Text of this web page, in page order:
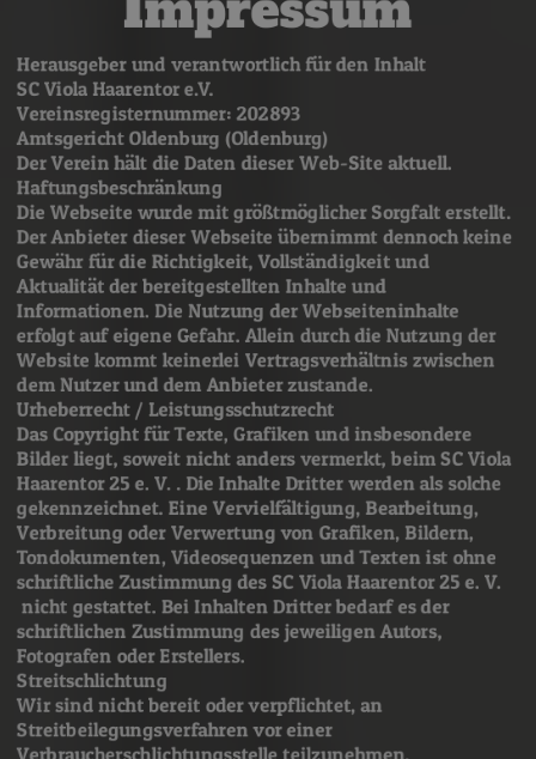
Herausgeber und verantwortlich für den Inhalt
SC Viola Haarentor e.V.
Vereinsregisternummer: 202893
Amtsgericht Oldenburg (Oldenburg)
Der Verein hält die Daten dieser Web-Site aktuell.
Haftungsbeschränkung
Die Webseite wurde mit größtmöglicher Sorgfalt erstellt.
Der Anbieter dieser Webseite übernimmt dennoch keine
Gewähr für die Richtigkeit, Vollständigkeit und
Aktualität der bereitgestellten Inhalte und
Informationen. Die Nutzung der Webseiteninhalte
erfolgt auf eigene Gefahr. Allein durch die Nutzung der
Website kommt keinerlei Vertragsverhältnis zwischen
dem Nutzer und dem Anbieter zustande.
Urheberrecht / Leistungsschutzrecht
Das Copyright für Texte, Grafiken und insbesondere
Bilder liegt, soweit nicht anders vermerkt, beim SC Viola
Haarentor 25 e. V. . Die Inhalte Dritter werden als solche
gekennzeichnet. Eine Vervielfältigung, Bearbeitung,
Verbreitung oder Verwertung von Grafiken, Bildern,
Tondokumenten, Videosequenzen und Texten ist ohne
schriftliche Zustimmung des SC Viola Haarentor 25 e. V.
nicht gestattet. Bei Inhalten Dritter bedarf es der
schriftlichen Zustimmung des jeweiligen Autors,
Fotografen oder Erstellers.
Streitschlichtung
Wir sind nicht bereit oder verpflichtet, an
Streitbeilegungsverfahren vor einer
Verbraucherschlichtungsstelle teilzunehmen.